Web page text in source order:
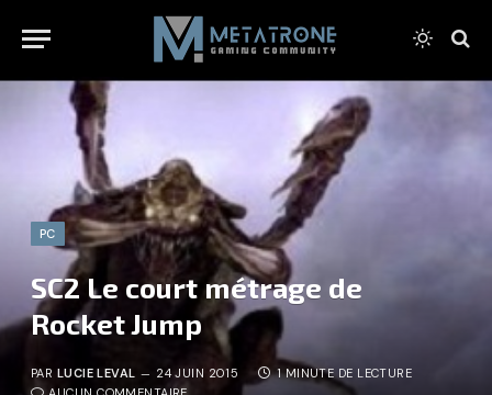
PC
SC2 Le court métrage de
Rocket Jump
PAR LUCIE LEVAL 24 JUIN 2015
1 MINUTE DE LECTURE